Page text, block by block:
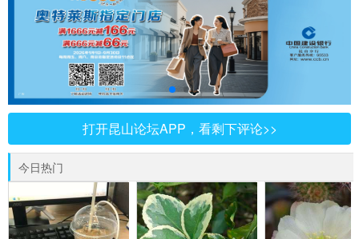
打开昆山论坛APP，看剩下评论>>
今日热门